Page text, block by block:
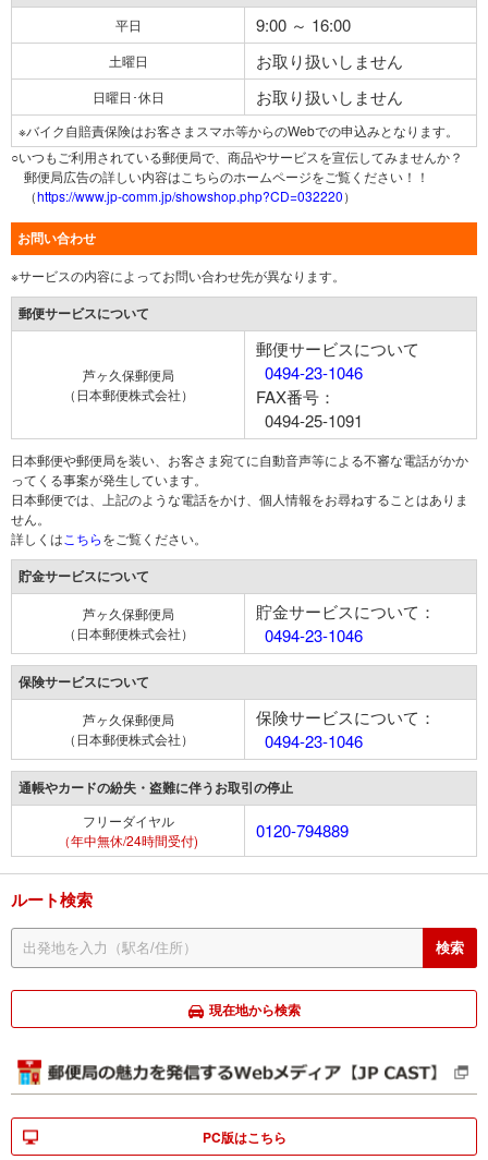
平日 9:00 ～ 16:00
土曜日 お取り扱いしません
日曜日･休日 お取り扱いしません
※バイク自賠責保険はお客さまスマホ等からのWebでの申込みとなります。
○いつもご利用されている郵便局で、商品やサービスを宣伝してみませんか？
郵便局広告の詳しい内容はこちらのホームページをご覧ください！！
（https://www.jp-comm.jp/showshop.php?CD=032220）
お問い合わせ
※サービスの内容によってお問い合わせ先が異なります。
郵便サービスについて
芦ヶ久保郵便局
（日本郵便株式会社）
郵便サービスについて
0494-23-1046
FAX番号：
0494-25-1091
日本郵便や郵便局を装い、お客さま宛てに自動音声等による不審な電話がかか
ってくる事案が発生しています。
日本郵便では、上記のような電話をかけ、個人情報をお尋ねすることはありま
せん。
詳しくは こちらをご覧ください。
貯金サービスについて
芦ヶ久保郵便局
（日本郵便株式会社）
貯金サービスについて：
0494-23-1046
保険サービスについて
芦ヶ久保郵便局
（日本郵便株式会社）
保険サービスについて：
0494-23-1046
通帳やカードの紛失・盗難に伴うお取引の停止
フリーダイヤル
（年中無休/24時間受付)
0120-794889
ルート検索
現在地から検索
PC版はこちら